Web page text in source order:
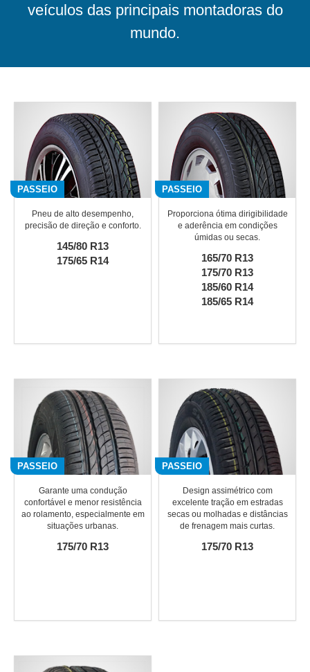
veículos das principais montadoras do
mundo.
PASSEIO
Pneu de alto desempenho,
precisão de direção e conforto.
145/80 R13
175/65 R14
PASSEIO
Proporciona ótima dirigibilidade
e aderência em condições
úmidas ou secas.
165/70 R13
175/70 R13
185/60 R14
185/65 R14
PASSEIO
Garante uma condução
confortável e menor resistência
ao rolamento, especialmente em
situações urbanas.
175/70 R13
PASSEIO
Design assimétrico com
excelente tração em estradas
secas ou molhadas e distâncias
de frenagem mais curtas.
175/70 R13